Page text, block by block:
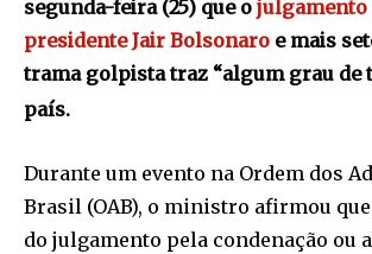
segunda-feira (25) que o julgamento
presidente Jair Bolsonaro e mais
trama golpista traz “algum grau de
país.
Durante um evento na Ordem dos
Brasil (OAB), o ministro afirmou
do julgamento pela condenação ou